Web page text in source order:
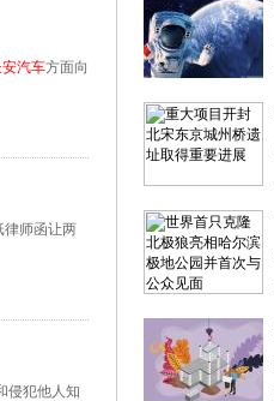
汽车方面向
律师函让两
侵犯他人知